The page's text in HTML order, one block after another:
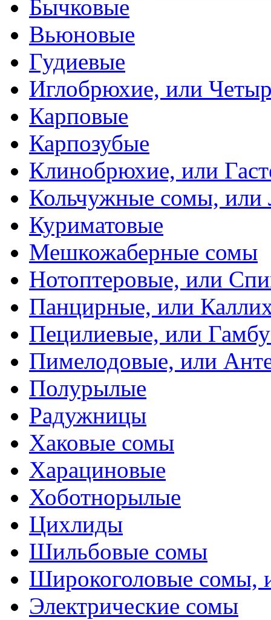
Бычковые
Вьюновые
Гудиевые
Иглобрюхие, или
Карповые
Карпозубые
Клинобрюхие, или
Кольчужные сомы, или
Куриматовые
Мешкожаберные сомы
Нотоптеровые, или
Панцирные, или
Пецилиевые, или
Пимелодовые, или
Полурылые
Радужницы
Хаковые сомы
Харациновые
Хоботнорылые
Цихлиды
Шильбовые сомы
Широкоголовые сомы,
Электрические сомы